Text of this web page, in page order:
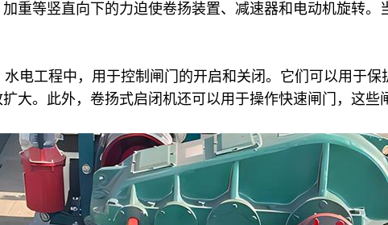
重等竖直向下的力迫使卷扬装置、减速器和电动机旋转
电工程中，用于控制闸门的开启和关闭。它们可以用于
大。此外，卷扬式启闭机还可以用于操作快速闸 门，这些